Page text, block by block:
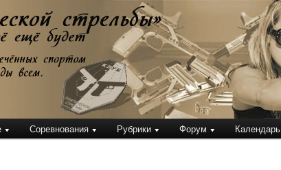
стрельбы
Соревнования Рубрики Форум Календарь